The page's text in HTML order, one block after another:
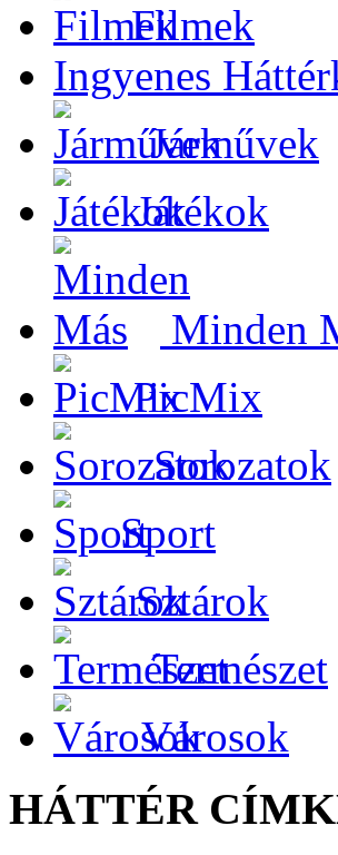
Filmek
Ingyenes
Járművek
Játékok
Minden
PicMix
Sorozatok
Sport
Sztárok
Természet
Városok
HÁTTÉR